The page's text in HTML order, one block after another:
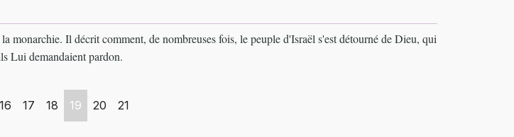
monarchie. Il décrit comment, de nombreuses fois, le peuple d'Israël s'est détourné de Dieu, qui
Lui demandaient pardon.
16 17 18 19 20 21